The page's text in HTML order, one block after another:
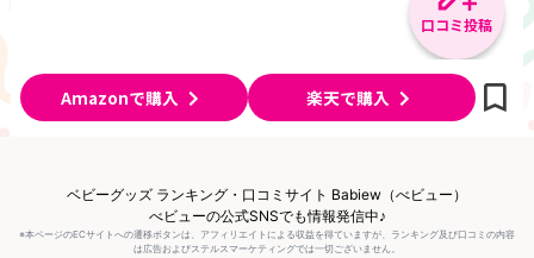
口コミ投稿
Amazonで購入 楽天で購入
ベビーグッズ ランキング・口コミサイト Babiew（べビュー）
べビューの公式SNSでも情報発信中♪
※本ページのECサイトへの遷移ボタンは、アフィリエイトによる収益を得ていますが、ランキング及び口コミの内容
は広告およびステルスマーケティングでは一切ございません。